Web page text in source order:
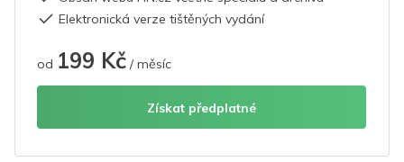
Elektronická verze tištěných vydání
od 199 Kč / měsíc
Získat předplatné